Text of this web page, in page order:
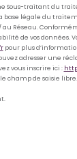
Sous-traitant du
base légale du
Réseau.
de vos données.
pour plus
adresser une
vous inscrire ici :
champ de saisie libre.